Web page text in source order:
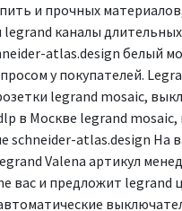
и прочных
каналы
atlas.design белый
у покупателей.
legrand mosaic,
в Москве legrand mosaic,
schneider-atlas.design На
Valena артикул
вас и предложит legrand